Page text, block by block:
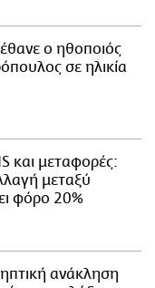
ο ηθοποιός
σε ηλικία
και μεταφορές:
μεταξύ
φόρο 20%
ανάκληση